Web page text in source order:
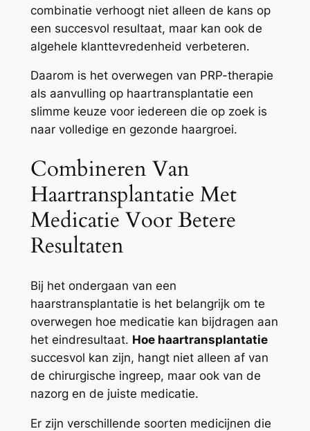
combinatie verhoogt niet alleen de kans op
een succesvol resultaat, maar kan ook de
algehele klanttevredenheid verbeteren.
Daarom is het overwegen van PRP-therapie
als aanvulling op haartransplantatie een
slimme keuze voor iedereen die op zoek is
naar volledige en gezonde haargroei.
Combineren Van
Haartransplantatie Met
Medicatie Voor Betere
Resultaten
Bij het ondergaan van een
haarstransplantatie is het belangrijk om te
overwegen hoe medicatie kan bijdragen aan
het eindresultaat. Hoe haartransplantatie
succesvol kan zijn, hangt niet alleen af van
de chirurgische ingreep, maar ook van de
nazorg en de juiste medicatie.
Er zijn verschillende soorten medicijnen die